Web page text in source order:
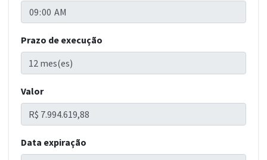
Prazo de execução
Valor
Data expiração